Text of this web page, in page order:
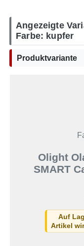
Angezeigte
Farbe: kupfer
Produktvariante
Olight
SMART
Auf
Artikel